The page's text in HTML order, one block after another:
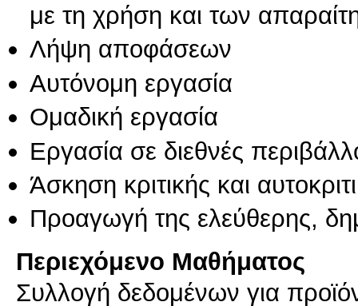
με τη χρήση και των
Λήψη αποφάσεων
Αυτόνομη εργασία
Ομαδική εργασία
Εργασία σε διεθνές
Άσκηση κριτικής και
Προαγωγή της ελεύθερης,
Περιεχόμενο Μαθήματος
Συλλογή δεδομένων για